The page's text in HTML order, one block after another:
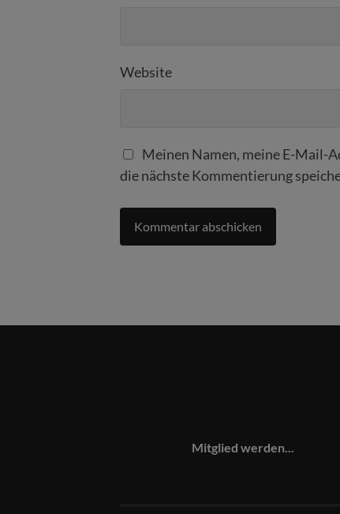
Website
Meinen Namen, meine E-Mail-
die nächste Kommentierung
Mitglied werden...